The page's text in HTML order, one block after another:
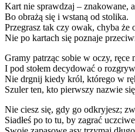
Kart nie sprawdzaj – znakowane,
Bo obrażą się i wstaną od stolika.
Przegrasz tak czy owak, chyba że
Nie po kartach się poznaje
Gramy patrząc sobie w oczy, ręce
I pod stołem decydować o
Nie drgnij kiedy król, którego w
Szuler ten, kto pierwszy nazwie
Nie ciesz się, gdy go odkryjesz;
Siadłeś po to tu, by zagrać